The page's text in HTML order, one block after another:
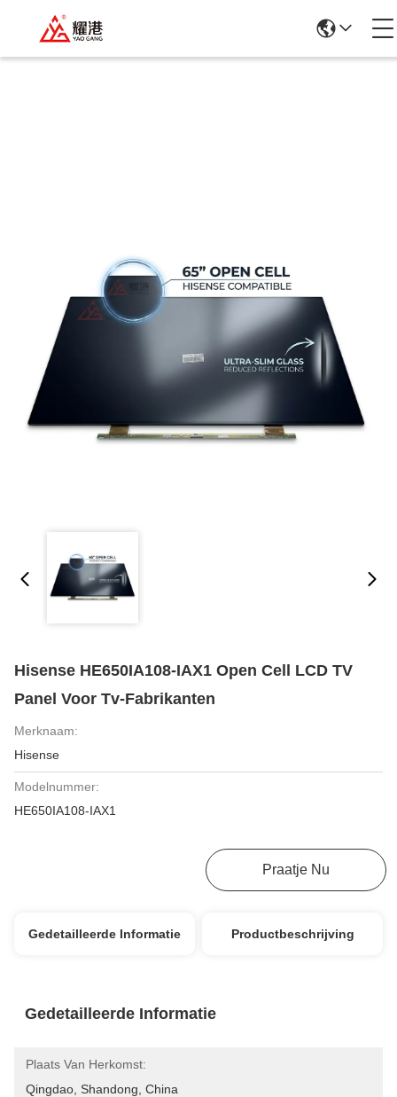
Hisense HE650IA108-IAX1 Open Cell LCD TV
Panel Voor Tv-Fabrikanten
Merknaam:
Hisense
Modelnummer:
HE650IA108-IAX1
Praatje Nu
Gedetailleerde Informatie Productbeschrijving
Gedetailleerde Informatie
Plaats Van Herkomst:
Qingdao, Shandong, China